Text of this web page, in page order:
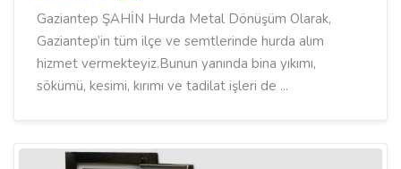
Gaziantep ŞAHİN Hurda Metal Dönüşüm Olarak,
Gaziantep’in tüm ilçe ve semtlerinde hurda alım
hizmet vermekteyiz.Bunun yanında bina yıkımı,
sökümü, kesimi, kırımı ve tadilat işleri de ...